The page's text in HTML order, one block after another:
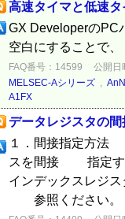
高速タイマと低速
GX DeveloperのPC
空白にすることで
FAQ番号：14599
公開日
MELSEC-Aシリーズ , AnN
A1FX
データレジスタの
１．間接指定方法
スを間接 指定す
インデックスレジ
参照ください。